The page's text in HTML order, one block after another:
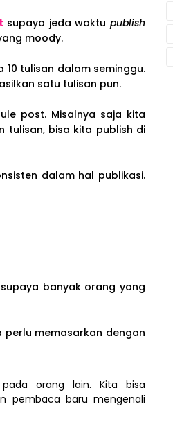
supaya jeda waktupublish
moody.
10 tulisan dalam seminggu.
satu tulisan pun.
post. Misalnya saja kita
tulisan, bisa kita publish di
dalam hal publikasi.
banyak orang yang
memasarkan dengan
orang lain. Kita bisa
pembaca baru mengenali